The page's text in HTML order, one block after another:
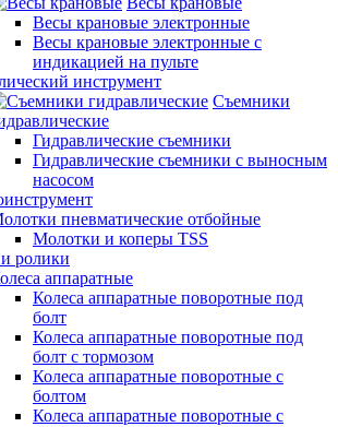
Весы крановые электронные
Весы крановые электронные с
индикацией на пульте
инструмент
Съемники
Гидравлические съемники
Гидравлические cъемники с выносным
насосом
пневматические отбойные
Молотки и коперы TSS
ролики
аппаратные
Колеса аппаратные поворотные под
болт
Колеса аппаратные поворотные под
болт с тормозом
Колеса аппаратные поворотные с
болтом
Колеса аппаратные поворотные с